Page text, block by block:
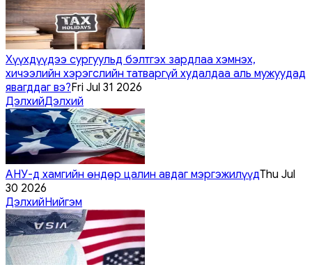
Хүүхдүүдээ сургуульд бэлтгэх зардлаа хэмнэх,
хичээлийн хэрэгслийн татваргүй худалдаа аль мужуудад
явагддаг вэ?Fri Jul 31 2026
ДэлхийДэлхий
АНУ-д хамгийн өндөр цалин авдаг мэргэжилүүдThu Jul
30 2026
ДэлхийНийгэм